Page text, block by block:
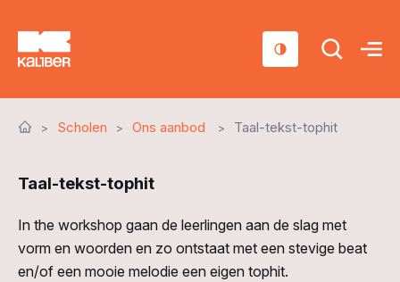
Sociaal domein
Over ons
Nieuws & Agenda
Scholen Ons aanbod Taal-tekst-tophit
Taal-tekst-tophit
In the workshop gaan de leerlingen aan de slag met
vorm en woorden en zo ontstaat met een stevige beat
en/of een mooie melodie een eigen tophit.